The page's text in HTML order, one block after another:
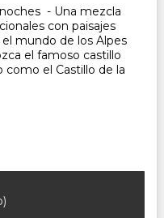
- Una mezcla
con paisajes
mundo de los Alpes
el famoso castillo
el Castillo de la